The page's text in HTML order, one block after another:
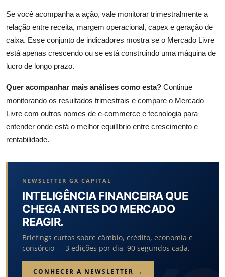
Se você acompanha a ação, vale monitorar trimestralmente a
relação entre receita, margem operacional, capex e geração de
caixa. Esse conjunto de indicadores mostra se o Mercado Livre
está apenas crescendo ou se está construindo uma máquina de
lucro de longo prazo.
Quer acompanhar mais análises como esta? Continue
monitorando os resultados trimestrais e compare o Mercado
Livre com outros nomes de e-commerce e tecnologia para
entender onde está o melhor equilíbrio entre crescimento e
rentabilidade.
NEWSLETTER GX CAPITAL
INTELIGÊNCIA FINANCEIRA QUE
CHEGA ANTES DO MERCADO
REAGIR.
Briefings curtos sobre câmbio, crédito, economia e
consórcio — 3 edições por dia, 90 segundos cada.
CONHECER A NEWSLETTER →